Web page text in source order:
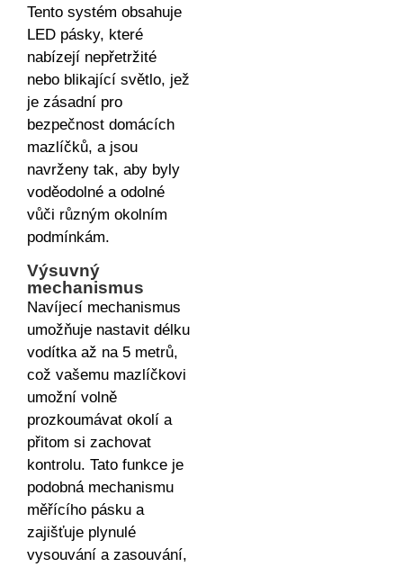
Tento systém obsahuje
LED pásky, které
nabízejí nepřetržité
nebo blikající světlo, jež
je zásadní pro
bezpečnost domácích
mazlíčků, a jsou
navrženy tak, aby byly
voděodolné a odolné
vůči různým okolním
podmínkám.
Výsuvný
mechanismus
Navíjecí mechanismus
umožňuje nastavit délku
vodítka až na 5 metrů,
což vašemu mazlíčkovi
umožní volně
prozkoumávat okolí a
přitom si zachovat
kontrolu. Tato funkce je
podobná mechanismu
měřícího pásku a
zajišťuje plynulé
vysouvání a zasouvání,